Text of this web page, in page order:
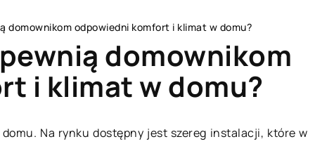
domownikom odpowiedni komfort i klimat w domu?
domownikom
i klimat w domu?
Na rynku dostępny jest szereg instalacji, które w